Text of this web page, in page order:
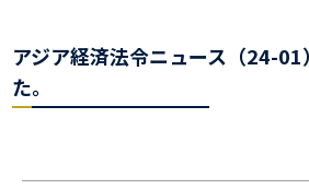
アジア経済法令ニュース（24-
た。